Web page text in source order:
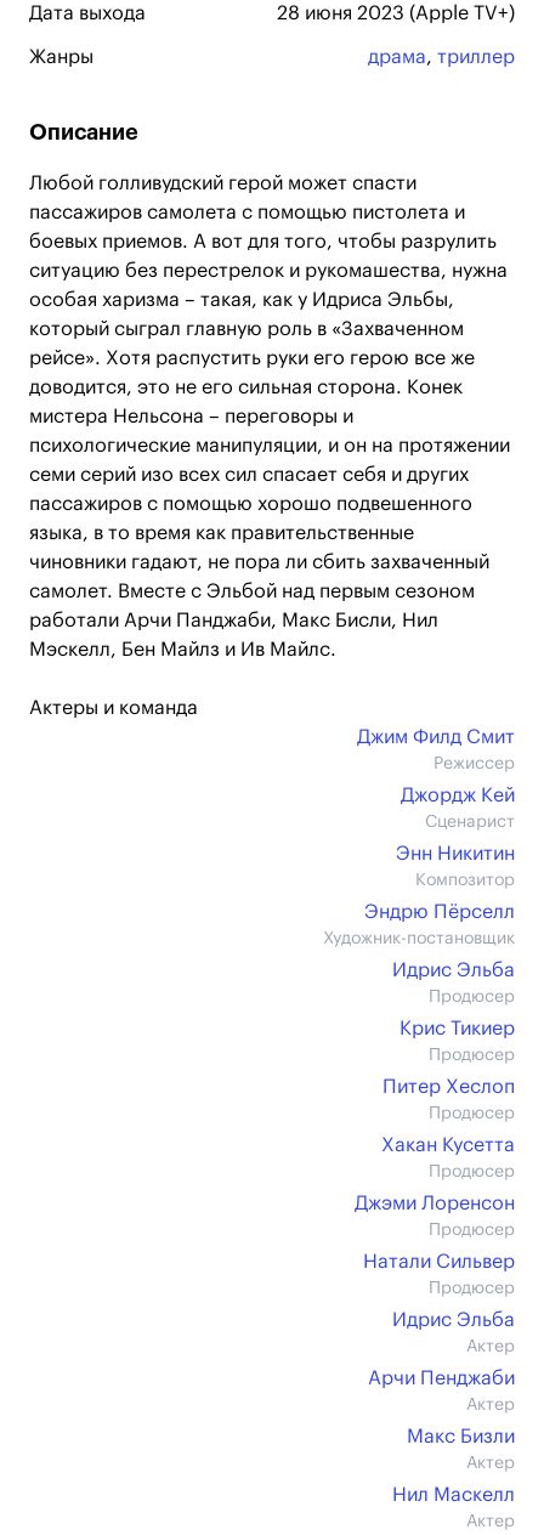
Дата выхода 28 июня 2023 (Apple TV+)
Жанры драма, триллер
Описание
Любой голливудский герой может спасти
пассажиров самолета с помощью пистолета и
боевых приемов. А вот для того, чтобы разрулить
ситуацию без перестрелок и рукомашества, нужна
особая харизма – такая, как у Идриса Эльбы,
который сыграл главную роль в «Захваченном
рейсе». Хотя распустить руки его герою все же
доводится, это не его сильная сторона. Конек
мистера Нельсона – переговоры и
психологические манипуляции, и он на протяжении
семи серий изо всех сил спасает себя и других
пассажиров с помощью хорошо подвешенного
языка, в то время как правительственные
чиновники гадают, не пора ли сбить захваченный
самолет. Вместе с Эльбой над первым сезоном
работали Арчи Панджаби, Макс Бисли, Нил
Мэскелл, Бен Майлз и Ив Майлс.
Актеры и команда
Джим Филд Смит
Режиссер
Джордж Кей
Сценарист
Энн Никитин
Композитор
Эндрю Пёрселл
Художник-постановщик
Идрис Эльба
Продюсер
Крис Тикиер
Продюсер
Питер Хеслоп
Продюсер
Хакан Кусетта
Продюсер
Джэми Лоренсон
Продюсер
Натали Сильвер
Продюсер
Идрис Эльба
Актер
Арчи Пенджаби
Актер
Макс Бизли
Актер
Нил Маскелл
Актер